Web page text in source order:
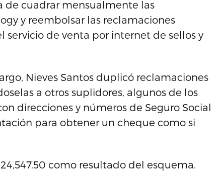
de cuadrar mensualmente las
y reembolsar las reclamaciones
servicio de venta por internet de sellos y
Nieves Santos duplicó reclamaciones
a otros suplidores, algunos de los
direcciones y números de Seguro Social
para obtener un cheque como si
como resultado del esquema.